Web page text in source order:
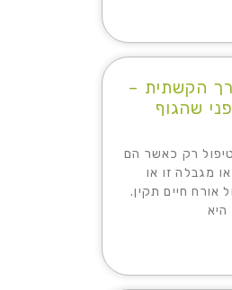
הקשתית –
שהגוף
רק כאשר הם
מגבלה זו או
אורח חיים תקין.